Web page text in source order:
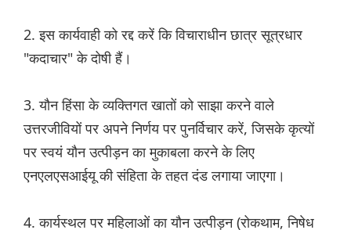
2. इस कार्यवाही को रद्द करें कि विचाराधीन छात्र सूत्रधार
"कदाचार" के दोषी हैं।
3. यौन हिंसा के व्यक्तिगत खातों को साझा करने वाले
उत्तरजीवियों पर अपने निर्णय पर पुनर्विचार करें, जिसके कृत्यों
पर स्वयं यौन उत्पीड़न का मुकाबला करने के लिए
एनएलएसआईयू की संहिता के तहत दंड लगाया जाएगा।
4. कार्यस्थल पर महिलाओं का यौन उत्पीड़न (रोकथाम, निषेध